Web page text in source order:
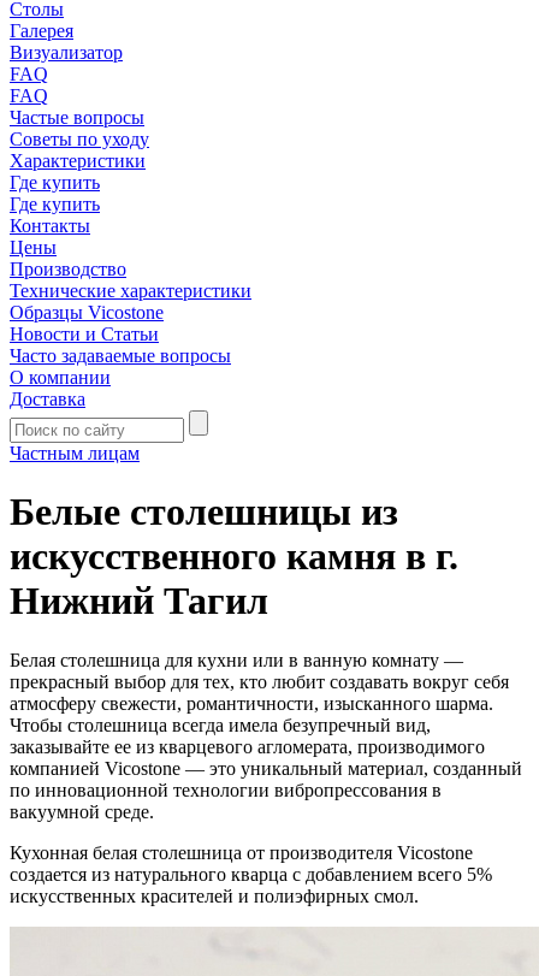
Столы
Галерея
Визуализатор
FAQ
FAQ
Частые вопросы
Советы по уходу
Характеристики
Где купить
Где купить
Контакты
Цены
Производство
Технические характеристики
Образцы Vicostone
Новости и Статьи
Часто задаваемые вопросы
О компании
Доставка
Частным лицам
Белые столешницы из
искусственного камня в г.
Нижний Тагил
Белая столешница для кухни или в ванную комнату —
прекрасный выбор для тех, кто любит создавать вокруг себя
атмосферу свежести, романтичности, изысканного шарма.
Чтобы столешница всегда имела безупречный вид,
заказывайте ее из кварцевого агломерата, производимого
компанией Vicostone — это уникальный материал, созданный
по инновационной технологии вибропрессования в
вакуумной среде.
Кухонная белая столешница от производителя Vicostone
создается из натурального кварца с добавлением всего 5%
искусственных красителей и полиэфирных смол.